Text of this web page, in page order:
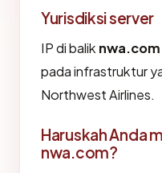
Yurisdiksi server
IP di balik nwa.com
pada infrastruktur
Northwest Airlines.
Haruskah Anda
nwa.com?